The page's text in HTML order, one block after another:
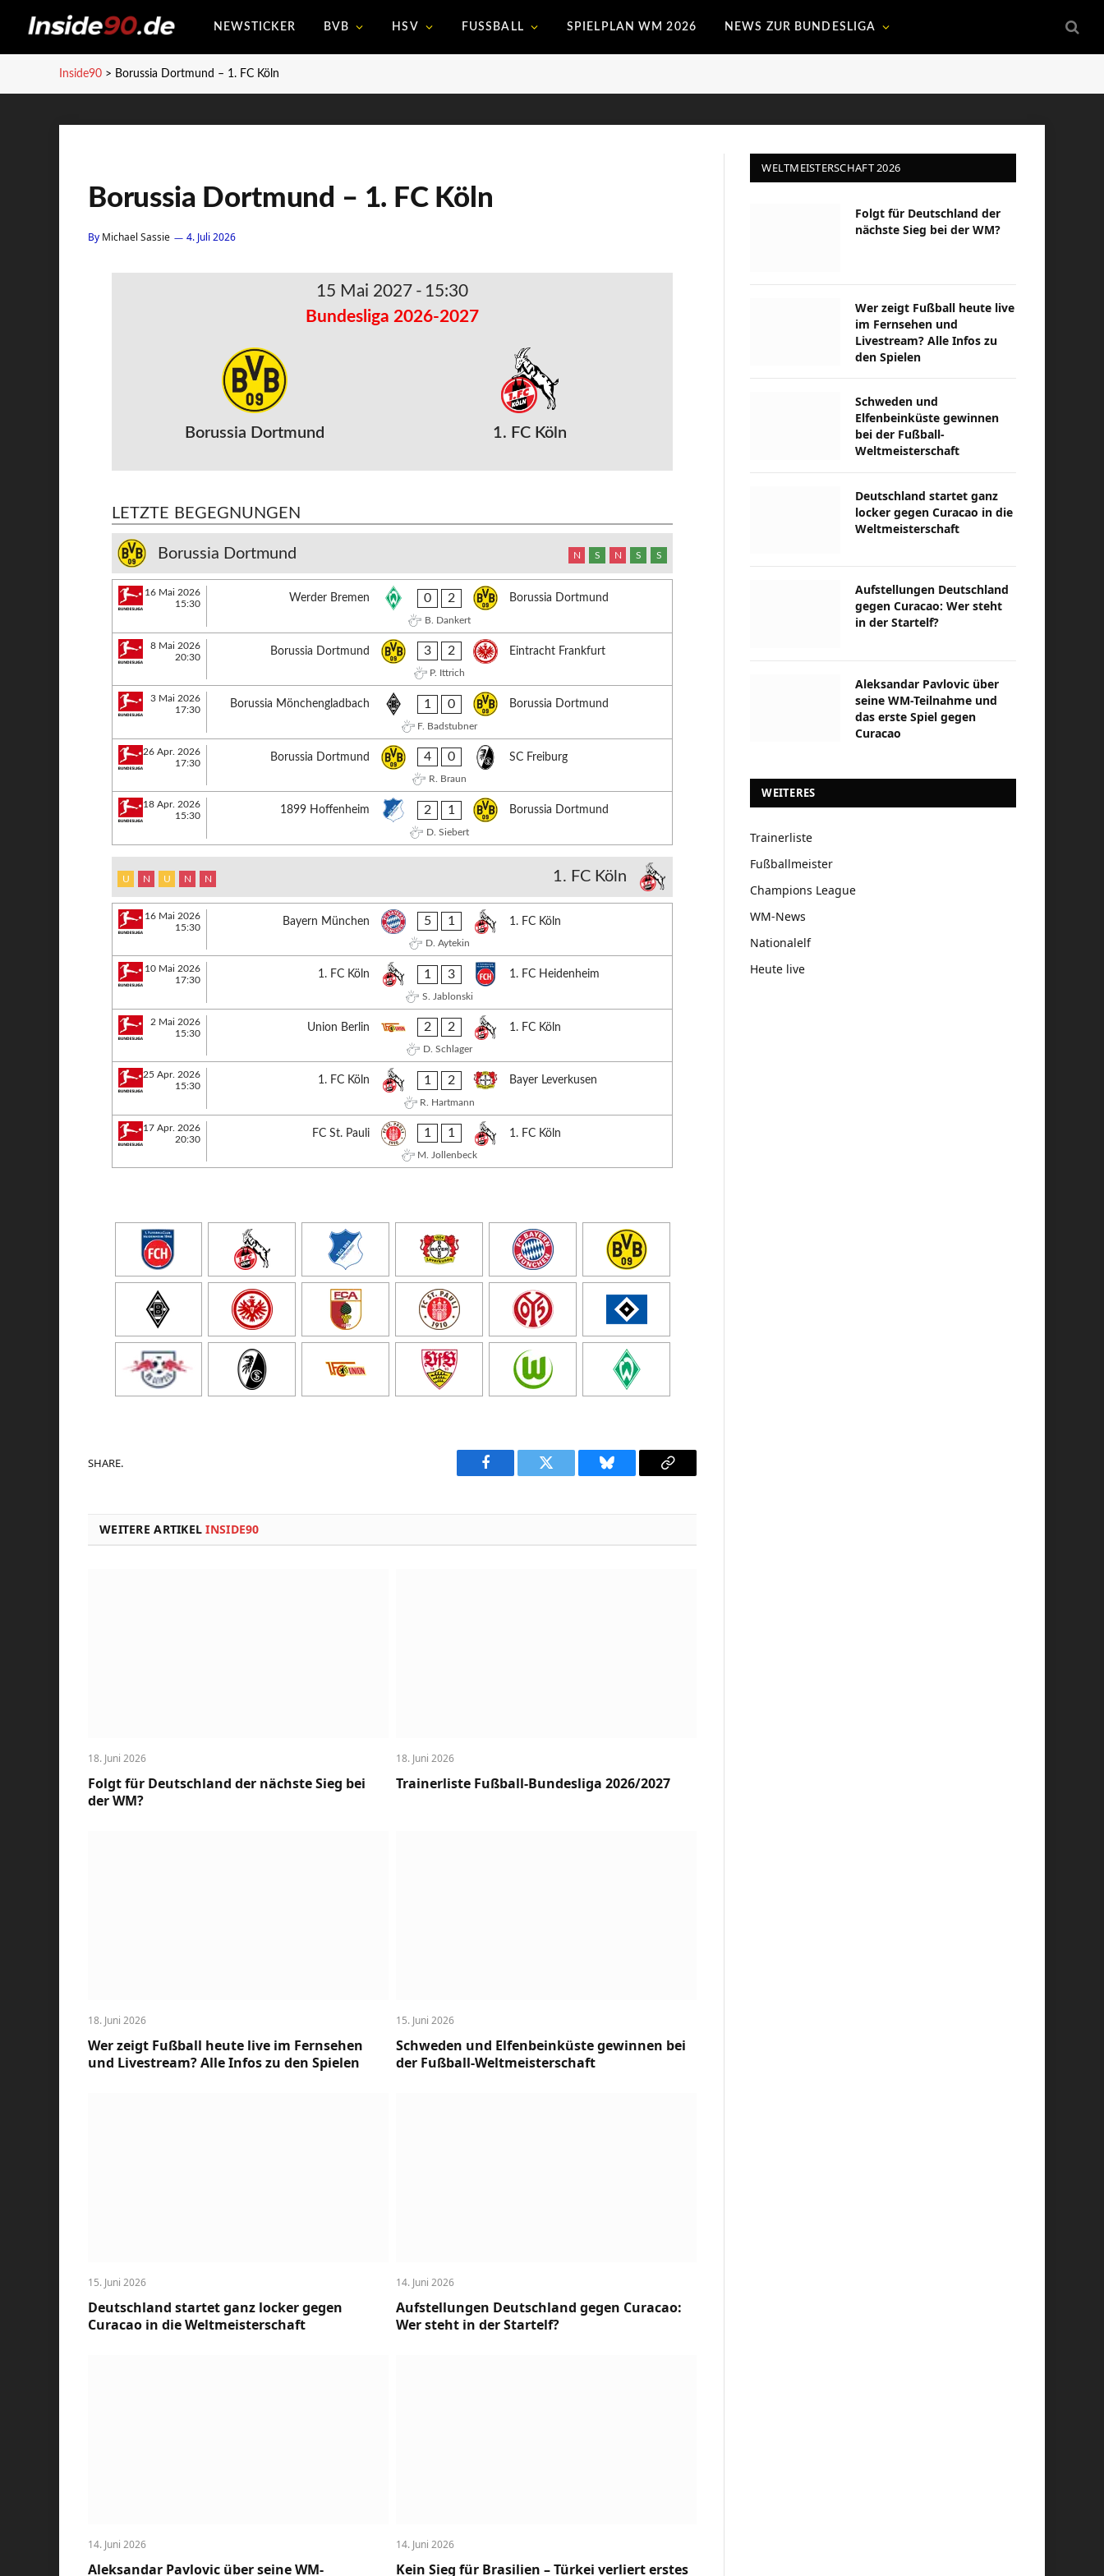
NEWSTICKER BVB HSV FUSSBALL SPIELPLAN WM 2026 NEWS ZUR BUNDESLIGA
Inside90 > Borussia Dortmund – 1. FC Köln
Borussia Dortmund – 1. FC Köln
By Michael Sassie 4. Juli 2026
15 Mai 2027 - 15:30
Bundesliga 2026-2027
Borussia Dortmund 1. FC Köln
LETZTE BEGEGNUNGEN
Borussia Dortmund N S N S S
16 Mai 2026
15:30
Werder Bremen 0 2 Borussia Dortmund
B. Dankert
8 Mai 2026
20:30
Borussia Dortmund 3 2 Eintracht Frankfurt
P. Ittrich
3 Mai 2026
17:30
Borussia Mönchengladbach 1 0 Borussia Dortmund
F. Badstubner
26 Apr. 2026
17:30
Borussia Dortmund 4 0 SC Freiburg
R. Braun
18 Apr. 2026
15:30
1899 Hoffenheim 2 1 Borussia Dortmund
D. Siebert
1. FC Köln
U N U N N
16 Mai 2026
15:30
Bayern München 5 1 1. FC Köln
D. Aytekin
10 Mai 2026
17:30
1. FC Köln 1 3 1. FC Heidenheim
S. Jablonski
2 Mai 2026
15:30
Union Berlin 2 2 1. FC Köln
D. Schlager
25 Apr. 2026
15:30
1. FC Köln 1 2 Bayer Leverkusen
R. Hartmann
17 Apr. 2026
20:30
FC St. Pauli 1 1 1. FC Köln
M. Jollenbeck
SHARE.
Facebook Twitter Bluesky
Copy
WEITERE ARTIKELINSIDE90
18. Juni 2026
Folgt für Deutschland der nächste Sieg bei
der WM?
18. Juni 2026
Trainerliste Fußball-Bundesliga 2026/2027
18. Juni 2026
Wer zeigt Fußball heute live im Fernsehen
und Livestream? Alle Infos zu den Spielen
15. Juni 2026
Schweden und Elfenbeinküste gewinnen bei
der Fußball-Weltmeisterschaft
15. Juni 2026
Deutschland startet ganz locker gegen
Curacao in die Weltmeisterschaft
14. Juni 2026
Aufstellungen Deutschland gegen Curacao:
Wer steht in der Startelf?
14. Juni 2026
Aleksandar Pavlovic über seine WM-
14. Juni 2026
Kein Sieg für Brasilien – Türkei verliert erstes
WELTMEISTERSCHAFT 2026
Folgt für Deutschland der
nächste Sieg bei der WM?
Wer zeigt Fußball heute live
im Fernsehen und
Livestream? Alle Infos zu
den Spielen
Schweden und
Elfenbeinküste gewinnen
bei der Fußball-
Weltmeisterschaft
Deutschland startet ganz
locker gegen Curacao in die
Weltmeisterschaft
Aufstellungen Deutschland
gegen Curacao: Wer steht
in der Startelf?
Aleksandar Pavlovic über
seine WM-Teilnahme und
das erste Spiel gegen
Curacao
WEITERES
Trainerliste
Fußballmeister
Champions League
WM-News
Nationalelf
Heute live